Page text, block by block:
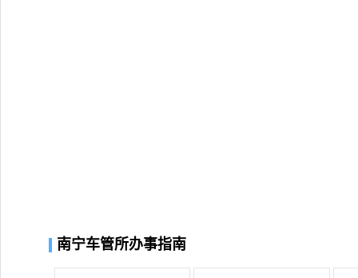
南宁车管所办事指南